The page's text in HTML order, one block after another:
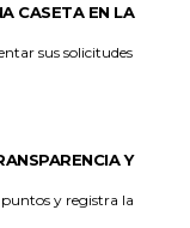
CASETA EN LA
sus solicitudes
Y
y registra la